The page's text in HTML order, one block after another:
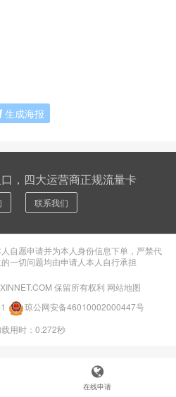
生成海报
，四大运营商正规流量卡
联系我们
自愿申请并为本人身份信息下单，严禁代
一切问题均由申请人本人自行承担
保留所有权利 网站地图
琼公网安备46010002000447号
用时：0.272秒
在线申请